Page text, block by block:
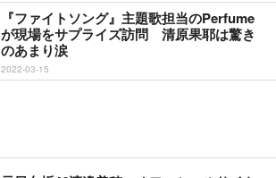
『ファイトソング』主題歌担当のPerfume
が現場をサプライズ訪問 清原果耶は驚き
のあまり涙
2022-03-15